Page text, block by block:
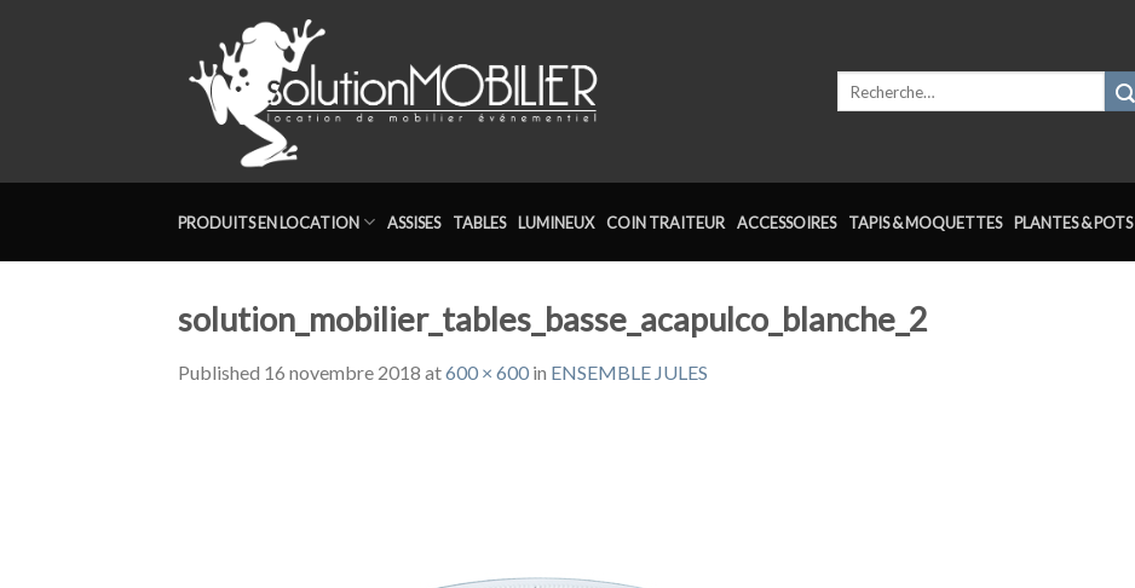
PRODUITS EN LOCATION ASSISES TABLES LUMINEUX COIN TRAITEUR ACCESSOIRES TAPIS & MOQUETTES PLANTES & POTS
solution_mobilier_tables_basse_acapulco_blanche_2
Published 16 novembre 2018 at600 × 600 in ENSEMBLE JULES